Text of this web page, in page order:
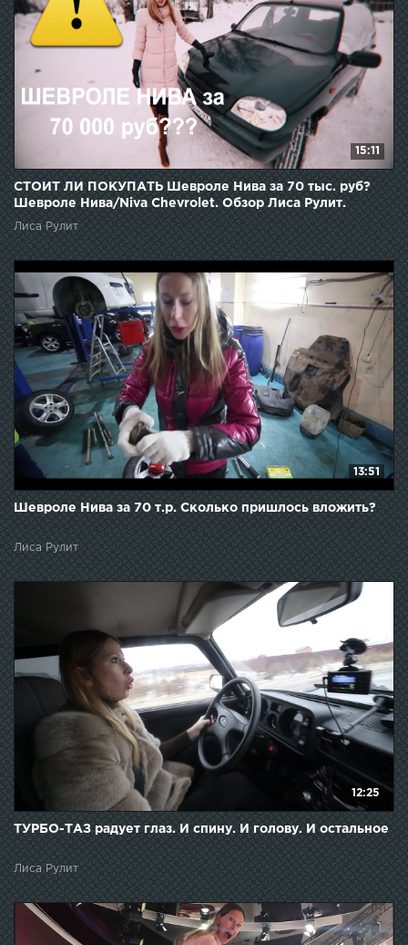
15:11
СТОИТ ЛИ ПОКУПАТЬ Шевроле Нива за 70 тыс. руб?
Шевроле Нива/Niva Chevrolet. Обзор Лиса Рулит.
Лиса Рулит
13:51
Шевроле Нива за 70 т.р. Сколько пришлось вложить?
Лиса Рулит
12:25
ТУРБО-ТАЗ радует глаз. И спину. И голову. И остальное
Лиса Рулит